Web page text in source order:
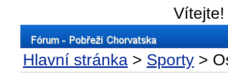
Vítejte!
Hlavní stránka > Sporty >